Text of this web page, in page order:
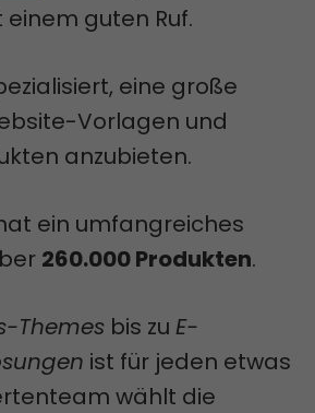
guten Ruf.
eine große
Vorlagen und
anzubieten.
ein umfangreiches
260.000 Produkten.
Themes bis zu E-
ist für jeden etwas
wählt die